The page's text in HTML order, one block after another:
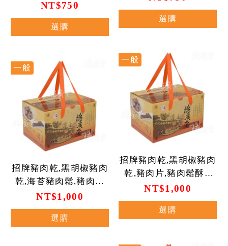
選購
NT$750
選購
一般
招牌豬肉乾,黑胡椒豬肉
乾,豬肉片,豬肉鬆酥X
各1(201)
NT$1,000
選購
一般
招牌豬肉乾,黑胡椒豬肉
乾,海苔豬肉鬆,豬肉脯
x1(202)
NT$1,000
選購